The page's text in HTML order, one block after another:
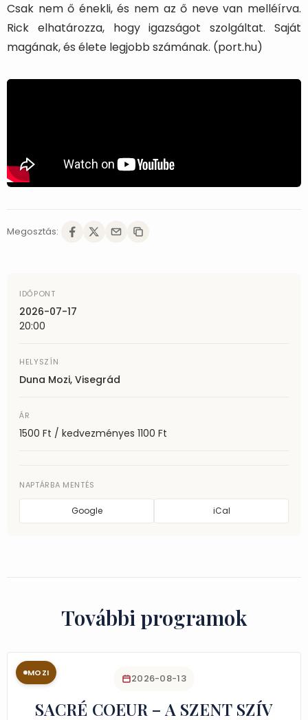
Csak nem ő énekli, és nem az ő neve van melléírva.
Rick elhatározza, hogy igazságot szolgáltat. Saját
magának, és élete legjobb számának. (port.hu)
Megosztás:
IDŐPONT
2026-07-17
20:00
HELYSZÍN
Duna Mozi, Visegrád
ÁR
1500 Ft / kedvezményes 1100 Ft
NAPTÁRBA MENTÉS
Google iCal
További programok
MOZI 2026-08-13
SACRÉ COEUR – A SZENT SZÍV